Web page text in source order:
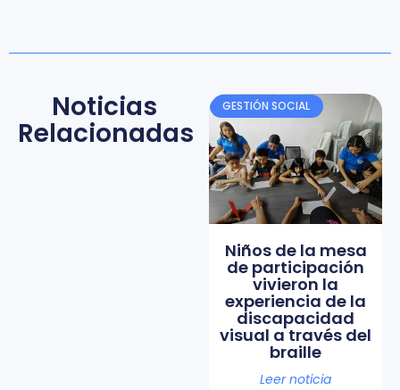
Noticias
Relacionadas
GESTIÓN SOCIAL
Niños de la mesa
de participación
vivieron la
experiencia de la
discapacidad
visual a través del
braille
Leer noticia